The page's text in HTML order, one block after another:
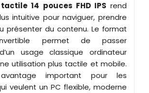
14 pouces FHD IPS rend
intuitive pour naviguer, prendre
présenter du contenu. Le format
permet de passer
usage classique ordinateur
utilisation plus tactile et mobile.
important pour les
veulent un PC flexible, moderne